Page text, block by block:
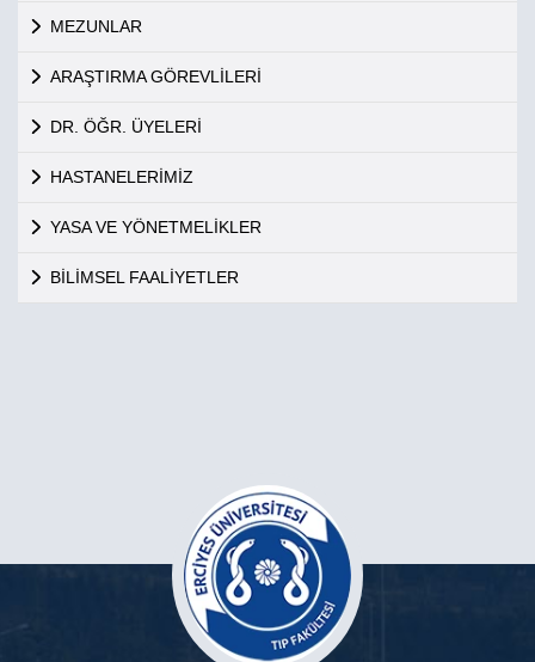
MEZUNLAR
ARAŞTIRMA GÖREVLİLERİ
DR. ÖĞR. ÜYELERİ
HASTANELERİMİZ
YASA VE YÖNETMELİKLER
BİLİMSEL FAALİYETLER